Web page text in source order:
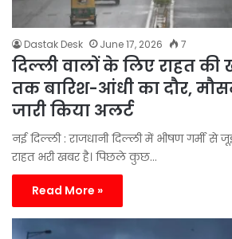
Dastak Desk June 17, 2026 7
दिल्ली वालों के लिए राहत की
तक बारिश-आंधी का दौर,
जारी किया अलर्ट
नई दिल्ली : राजधानी दिल्ली में भीषण गर्मी
राहत भरी खबर है। पिछले कुछ…
Read More »